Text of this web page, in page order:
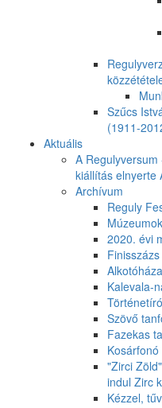
Szűcs
(1911-
Aktuális
A
kiállítás elnyerte
Archívum
Reguly
2020. évi
Finisszázs
Kalevala-
Szövő
Fazekas
"Zirci
indul Zirc
Kézzel,